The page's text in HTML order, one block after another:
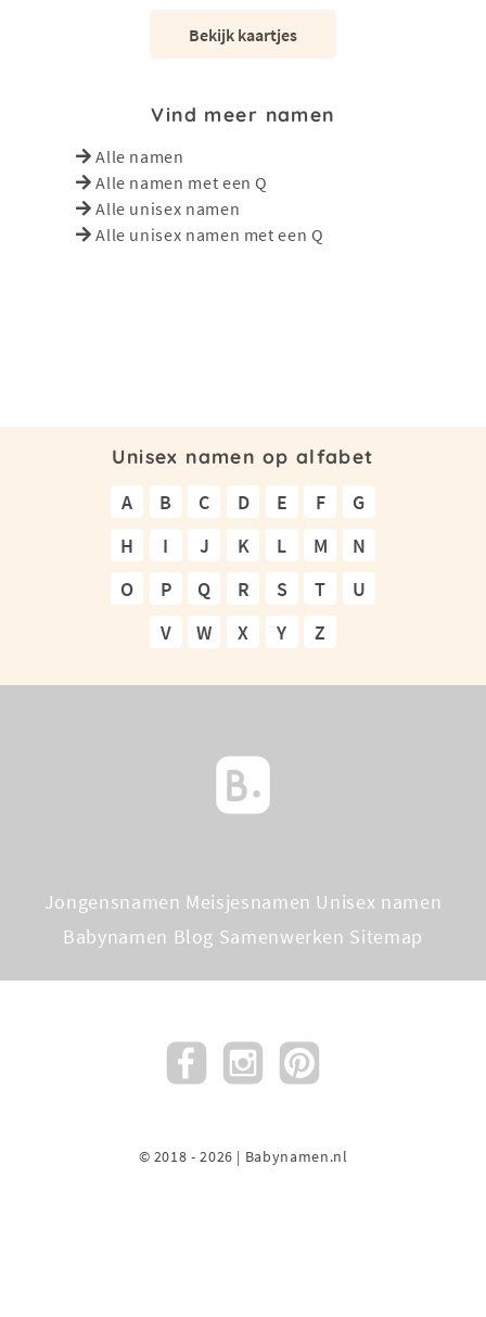
Bekijk kaartjes
Vind meer namen
Alle namen
Alle namen met een Q
Alle unisex namen
Alle unisex namen met een Q
Unisex namen op alfabet
A B C D E F
G
H
I J K L M
N
O
P Q R S T
U
V
W X Y Z
Jongensnamen Meisjesnamen Unisex namen
Babynamen Blog Samenwerken Sitemap
© 2018 - 2026 | Babynamen.nl